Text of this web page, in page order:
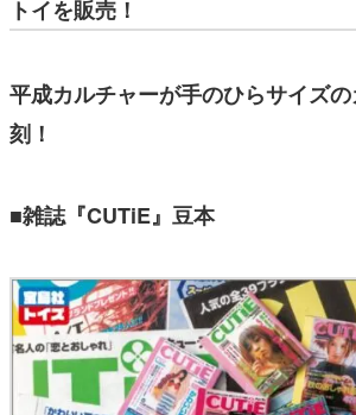
トイを販売！
平成カルチャーが手のひらサイズ
刻！
■雑誌『CUTiE』豆本